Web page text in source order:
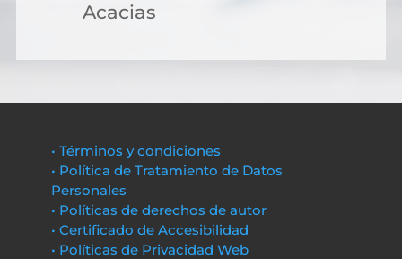
Acacias
• Términos y condiciones
• Política de Tratamiento de Datos
Personales
• Políticas de derechos de autor
• Certificado de Accesibilidad
• Políticas de Privacidad Web